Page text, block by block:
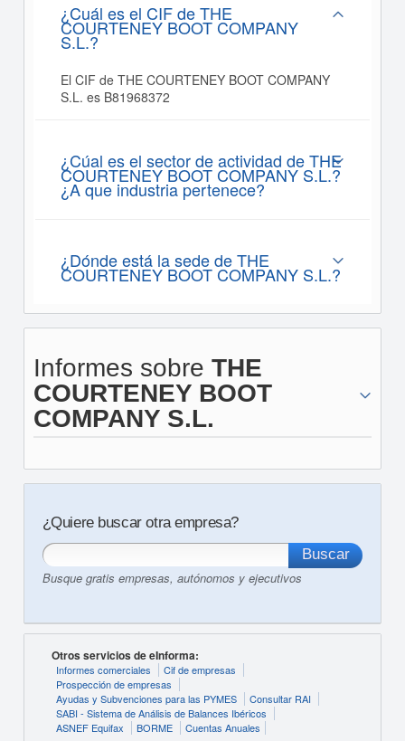
¿Cuál es el CIF de THE
COURTENEY BOOT COMPANY
S.L.?
El CIF de THE COURTENEY BOOT COMPANY
S.L. es B81968372
¿Cúal es el sector de actividad de THE
COURTENEY BOOT COMPANY S.L.?
¿A que industria pertenece?
¿Dónde está la sede de THE
COURTENEY BOOT COMPANY S.L.?
Informes sobre THE
COURTENEY BOOT
COMPANY S.L.
¿Quiere buscar otra empresa?
Busque gratis empresas, autónomos y ejecutivos
Otros servicios de eInforma:
Informes comerciales
Cif de empresas
Prospección de empresas
Ayudas y Subvenciones para las PYMES
Consultar RAI
SABI - Sistema de Análisis de Balances Ibéricos
ASNEF Equifax
BORME Cuentas Anuales